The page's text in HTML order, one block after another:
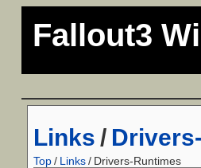
Fallout3
Links /
Top/ Links/ Drivers-Runtimes